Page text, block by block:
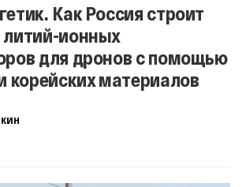
Как Россия строит
ионных
для дронов с помощью
корейских материалов